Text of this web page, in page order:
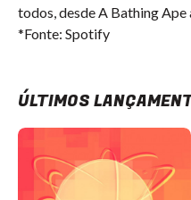
todos, desde A Bathing
*Fonte: Spotify
ÚLTIMOS